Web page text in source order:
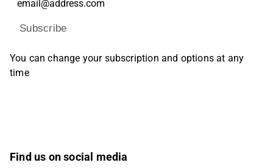
Subscribe
You can change your subscription and options at any
time
Find us on social media